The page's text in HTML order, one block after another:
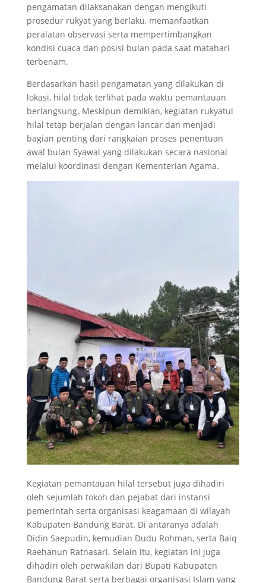
pengamatan dilaksanakan dengan mengikuti
prosedur rukyat yang berlaku, memanfaatkan
peralatan observasi serta mempertimbangkan
kondisi cuaca dan posisi bulan pada saat matahari
terbenam.
Berdasarkan hasil pengamatan yang dilakukan di
lokasi, hilal tidak terlihat pada waktu pemantauan
berlangsung. Meskipun demikian, kegiatan rukyatul
hilal tetap berjalan dengan lancar dan menjadi
bagian penting dari rangkaian proses penentuan
awal bulan Syawal yang dilakukan secara nasional
melalui koordinasi dengan Kementerian Agama.
Kegiatan pemantauan hilal tersebut juga dihadiri
oleh sejumlah tokoh dan pejabat dari instansi
pemerintah serta organisasi keagamaan di wilayah
Kabupaten Bandung Barat. Di antaranya adalah
Didin Saepudin, kemudian Dudu Rohman, serta Baiq
Raehanun Ratnasari. Selain itu, kegiatan ini juga
dihadiri oleh perwakilan dari Bupati Kabupaten
Bandung Barat serta berbagai organisasi Islam yang